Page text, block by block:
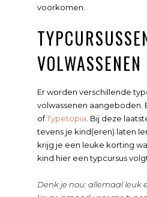
voorkomen.
VOLWASSENEN
Er worden verschillende
volwassenen
ofTypetopia. Bij deze
tevens je kind(eren) laten
krijg je een leuke korting
kind hier een typcursus
Denk je nou: allemaal leuk